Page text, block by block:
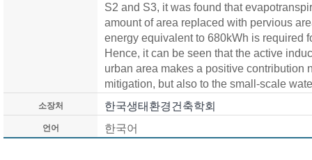
S2 and S3, it was found that
amount of area replaced with pervious
energy equivalent to 680kWh is required
Hence, it can be seen that the active
urban area makes a positive contribution
mitigation, but also to the small-scale
소장처 한국생태환경건축학회
언어 한국어